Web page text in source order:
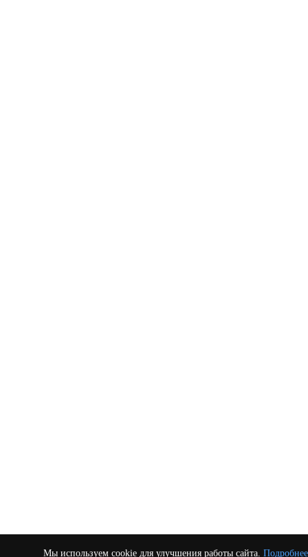
Мы используем cookie для улучшения работы сайта. Подробнее